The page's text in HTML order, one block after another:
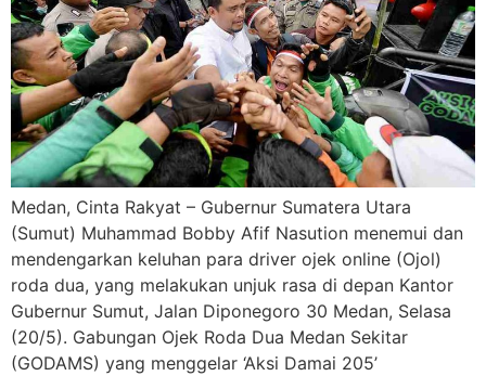
Medan, Cinta Rakyat – Gubernur Sumatera Utara
(Sumut) Muhammad Bobby Afif Nasution menemui dan
mendengarkan keluhan para driver ojek online (Ojol)
roda dua, yang melakukan unjuk rasa di depan Kantor
Gubernur Sumut, Jalan Diponegoro 30 Medan, Selasa
(20/5). Gabungan Ojek Roda Dua Medan Sekitar
(GODAMS) yang menggelar ‘Aksi Damai 205’